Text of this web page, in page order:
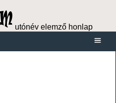
utónév elemző honlap